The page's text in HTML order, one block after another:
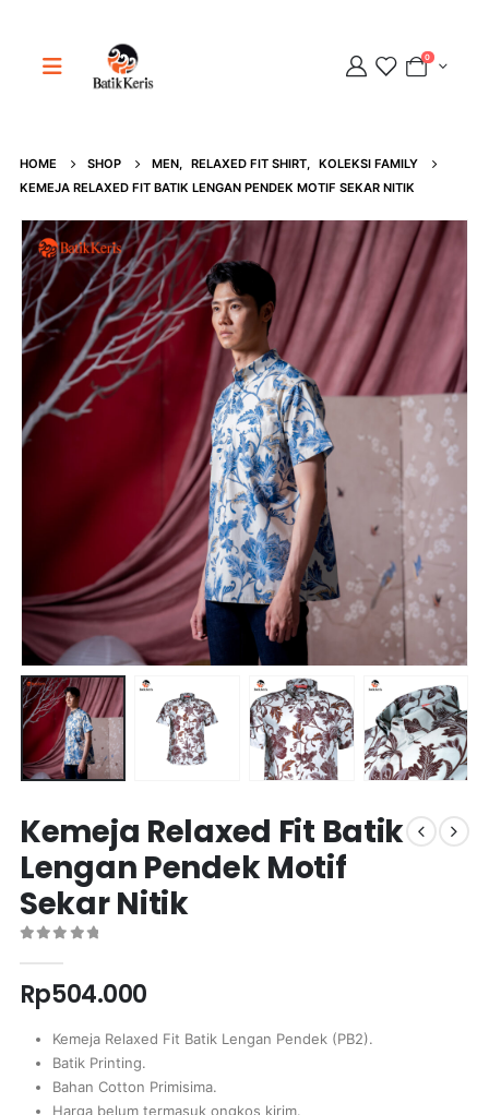
0
HOME SHOP MEN, RELAXED FIT SHIRT, KOLEKSI FAMILY
KEMEJA RELAXED FIT BATIK LENGAN PENDEK MOTIF SEKAR NITIK
Kemeja Relaxed Fit Batik
Lengan Pendek Motif
Sekar Nitik
Rp504.000
Kemeja Relaxed Fit Batik Lengan Pendek (PB2).
Batik Printing.
Bahan Cotton Primisima.
Harga belum termasuk ongkos kirim.
Adipati